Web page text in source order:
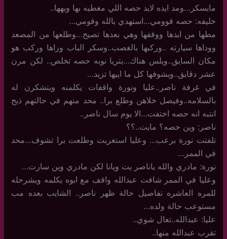
مايسكر…ومد ايده لايد حصه اللي مغطيه بها ويهها..
خليفه: حصه قوومي…استهدي بالله وقومي…
مطها من ايدها ووقفها وهي بعدها تصيح…وطلعها من المصعد
ووداها سيارته ..وركبها بالغصب..وسكر الباب وراها وركب هو
مكان السايق..ويلس هناك…يتريا نوبه حصه تخلص.. لكن مرن
عشر دقايق..ويشوفها كل ما اييها تزيد…
في غرفة ناصر..عليا ونورة واقفات يكلمنه ويتشكرن له
بالسلامه..وفيصل خلاهن وطلع برا.. محد منهم في حالتهم ذيج
انتبه انه حصه اختفت…الا يوم سال ناصر..
ناصر: وين حصه؟ مايت..؟؟
تلفتت نورة برعب… وعليا استغربت وطلعت برا تشوف…محد
في الممر…
نورة: مادري والله ياناصر يت ويانا لكن مادري وين سارت…
وعليا في الممر شافت عبدالله واقف مع ابوه يكلمه ويشرحله
للمره العاشره تفاصيل حالة ظهر ناصر.. الشايب بعده مب
مستوعب حالة ولده…
عليا: عبدالله..تعال شوي..
تقرب عبدالله منها..